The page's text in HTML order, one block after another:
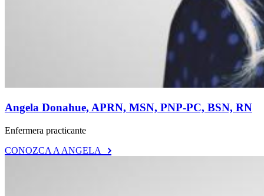
Angela Donahue, APRN, MSN, PNP-PC, BSN, RN
Enfermera practicante
CONOZCA A ANGELA